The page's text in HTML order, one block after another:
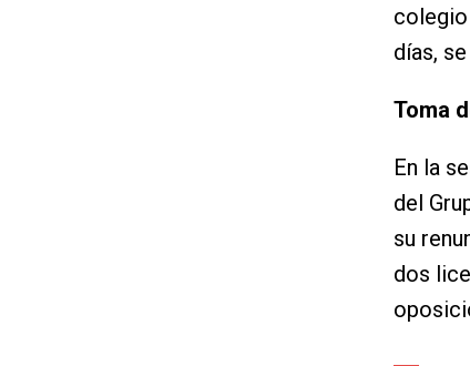
días,
Toma
En la
del
su
dos